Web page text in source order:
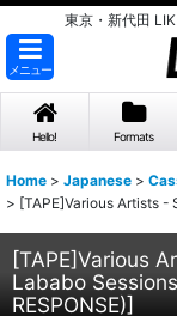
東京・新代田
メニュー
Hello! Formats
Home > Japanese >
> [TAPE]Various Artists -
[TAPE]Various
Lababo
RESPONSE)]